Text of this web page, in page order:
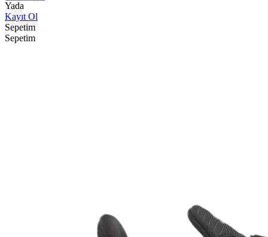
Yada
Kayıt Ol
Sepetim
Sepetim